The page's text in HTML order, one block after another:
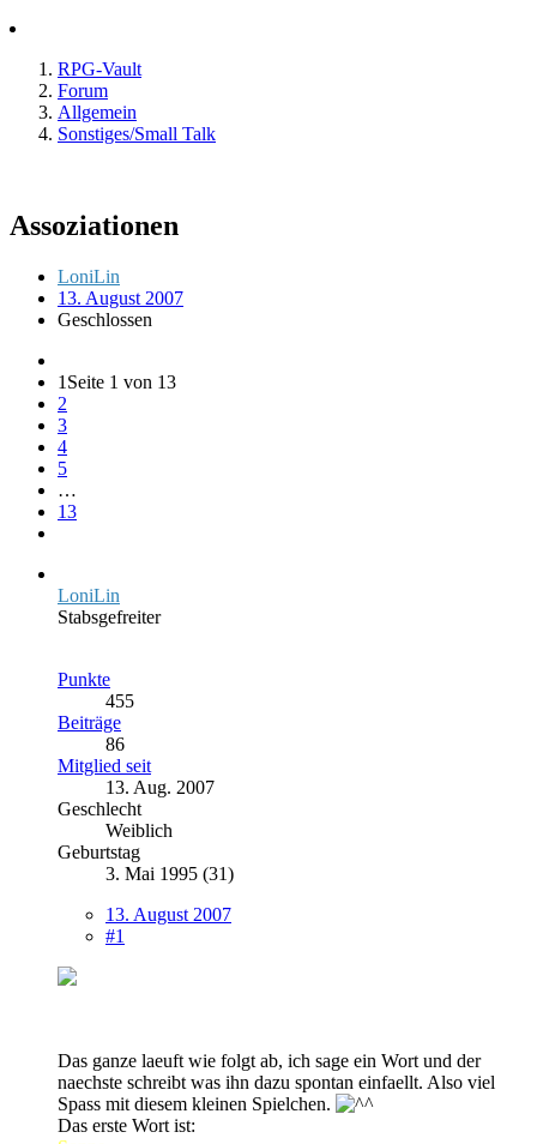
RPG-Vault
Forum
Allgemein
Sonstiges/Small Talk
Assoziationen
LoniLin
13. August 2007
Geschlossen
1 Seite 1 von 13
2
3
4
5
…
13
LoniLin
Stabsgefreiter
Punkte
455
Beiträge
86
Mitglied seit
13. Aug. 2007
Geschlecht
Weiblich
Geburtstag
3. Mai 1995 (31)
13. August 2007
#1
Das ganze laeuft wie folgt ab, ich sage ein Wort und der
naechste schreibt was ihn dazu spontan einfaellt. Also viel
Spass mit diesem kleinen Spielchen.
Das erste Wort ist: